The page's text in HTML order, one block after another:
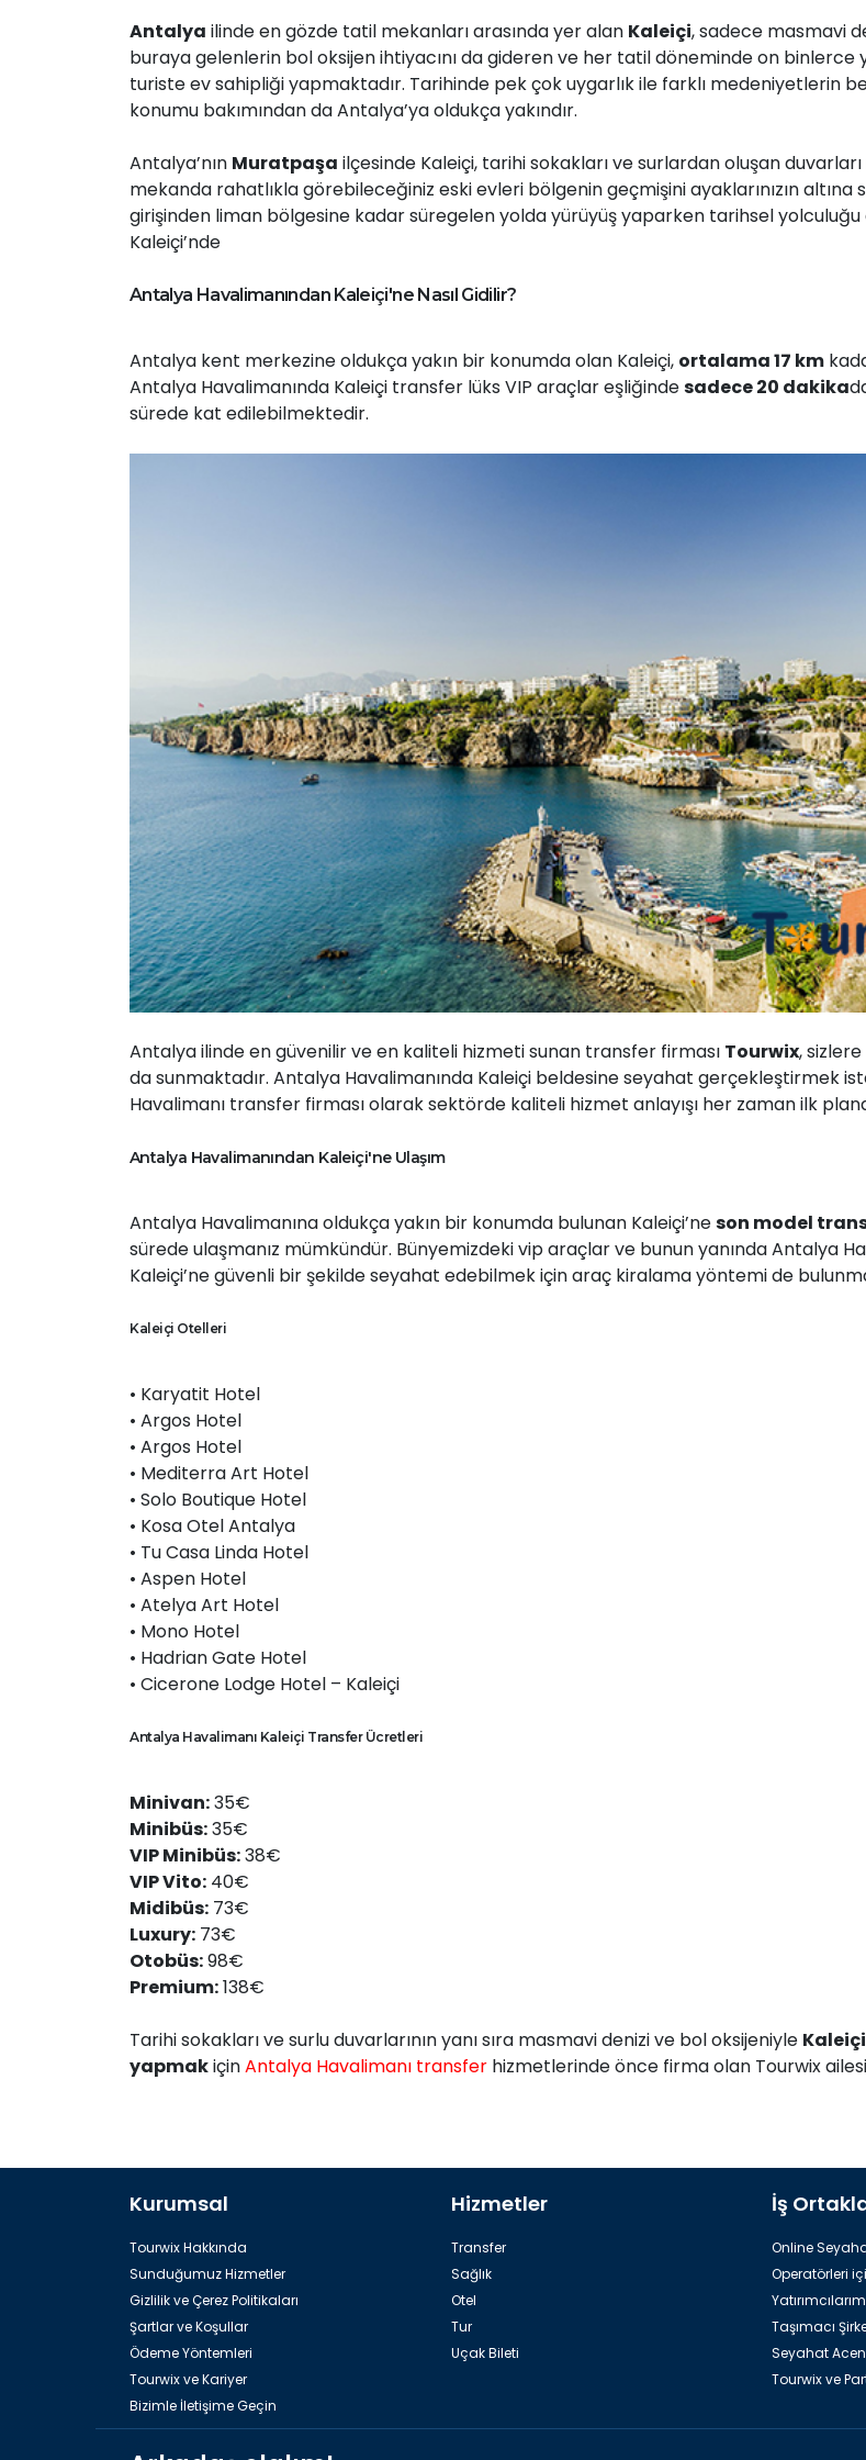
Antalya ilinde en gözde tatil mekanları arasında yer alan Kaleiçi, sadece masmavi
buraya gelenlerin bol oksijen ihtiyacını da gideren ve her tatil döneminde on binlerce
turiste ev sahipliği yapmaktadır. Tarihinde pek çok uygarlık ile farklı medeniyetlerin
konumu bakımından da Antalya’ya oldukça yakındır.
Antalya’nın Muratpaşa ilçesinde Kaleiçi, tarihi sokakları ve surlardan oluşan
mekanda rahatlıkla görebileceğiniz eski evleri bölgenin geçmişini ayaklarınızın altına
girişinden liman bölgesine kadar süregelen yolda yürüyüş yaparken tarihsel yolculuğu
Kaleiçi’nde
Antalya Havalimanından Kaleiçi'ne Nasıl Gidilir?
Antalya kent merkezine oldukça yakın bir konumda olan Kaleiçi, ortalama 17 km
Antalya Havalimanında Kaleiçi transfer lüks VIP araçlar eşliğindesadece 20 dakika
sürede kat edilebilmektedir.
Antalya ilinde en güvenilir ve en kaliteli hizmeti sunan transfer firması Tourwix, sizlere
da sunmaktadır. Antalya Havalimanında Kaleiçi beldesine seyahat gerçekleştirmek
Havalimanı transfer firması olarak sektörde kaliteli hizmet anlayışı her zaman ilk
Antalya Havalimanından Kaleiçi'ne Ulaşım
Antalya Havalimanına oldukça yakın bir konumda bulunan Kaleiçi’neson model
sürede ulaşmanız mümkündür. Bünyemizdeki vip araçlar ve bunun yanında Antalya
Kaleiçi’ne güvenli bir şekilde seyahat edebilmek için araç kiralama yöntemi de
Kaleiçi Otelleri
• Karyatit Hotel
• Argos Hotel
• Argos Hotel
• Mediterra Art Hotel
• Solo Boutique Hotel
• Kosa Otel Antalya
• Tu Casa Linda Hotel
• Aspen Hotel
• Atelya Art Hotel
• Mono Hotel
• Hadrian Gate Hotel
• Cicerone Lodge Hotel – Kaleiçi
Antalya Havalimanı Kaleiçi Transfer Ücretleri
Minivan:35€
Minibüs:35€
VIP Minibüs:38€
VIP Vito: 40€
Midibüs: 73€
Luxury: 73€
Otobüs:98€
Premium:138€
Tarihi sokakları ve surlu duvarlarının yanı sıra masmavi denizi ve bol oksijeniyle
yapmakiçinAntalya Havalimanı transfer hizmetlerinde önce firma olan Tourwix
Kurumsal
Tourwix Hakkında
Sunduğumuz Hizmetler
Gizlilik ve Çerez Politikaları
Şartlar ve Koşullar
Ödeme Yöntemleri
Tourwix ve Kariyer
Bizimle İletişime Geçin
Hizmetler
Transfer
Sağlık
Otel
Tur
Uçak Bileti
İş
Online
Operatörleri
Taşımacı
Seyahat
Tourwix ve